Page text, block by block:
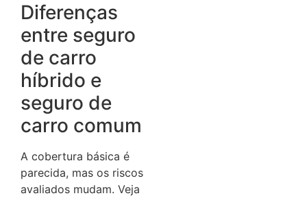
Diferenças
entre seguro
de carro
híbrido e
seguro de
carro comum
A cobertura básica é
parecida, mas os riscos
avaliados mudam. Veja